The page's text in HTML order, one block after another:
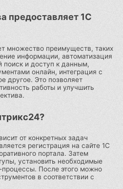
предоставляет 1С
множество преимуществ, таких
информации, автоматизация
поиск и доступ к данным,
онлайн, интеграция с
другое. Это позволяет
работы и улучшить
от конкретных задач
регистрация на сайте 1С
портала. Затем
установить необходимые
процессы. После этого можно
в соответствии с